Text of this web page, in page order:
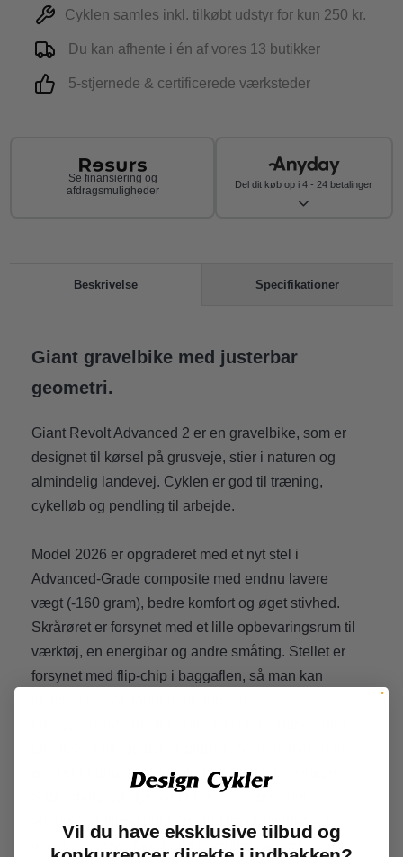
Cyklen samles inkl. tilkøbt udstyr for kun 250 kr.
Du kan afhente i én af vores 13 butikker
5-stjernede & certificerede værksteder
Se finansiering og
afdragsmuligheder
Del dit køb op i 4 - 24 betalinger
Beskrivelse Specifikationer
Giant gravelbike med justerbar
geometri.
Giant Revolt Advanced 2 er en gravelbike, som er
designet til kørsel på grusveje, stier i naturen og
almindelig landevej. Cyklen er god til træning,
cykelløb og pendling til arbejde.
Model 2026 er opgraderet med et nyt stel i
Advanced-Grade composite med endnu lavere
vægt (-160 gram), bedre komfort og øget stivhed.
Skrårøret er forsynet med et lille opbevaringsrum til
værktøj, en energibar og andre småting. Stellet er
forsynet med flip-chip i baggaflen, så man kan
ønsker endnu mere komfort og greb i underlaget.
Sadelstang og styr har D-Fuse design, som
absorberer vibrationer og stød fra ujævnheder i
vejen. Den nye AeroLight frempind har indvendig
Vil du have eksklusive tilbud og